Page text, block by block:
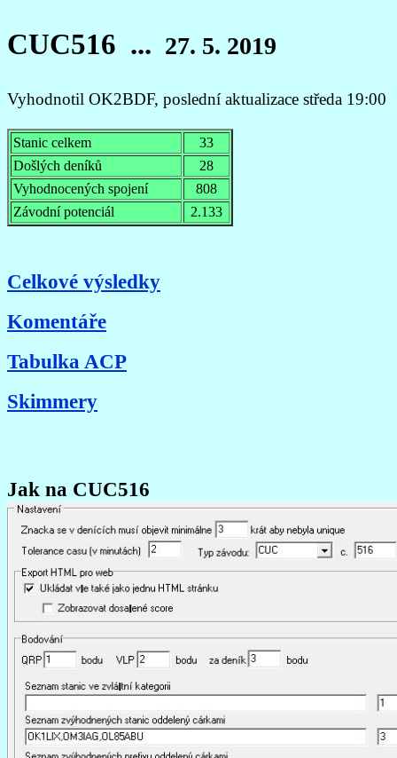
CUC516 ... 27. 5. 2019
Vyhodnotil OK2BDF, poslední aktualizace středa 19:00
Stanic celkem
33
Došlých deníků
28
Vyhodnocených spojení
808
Závodní potenciál
2.133
Celkové výsledky
Komentáře
Tabulka ACP
Skimmery
Jak na CUC516